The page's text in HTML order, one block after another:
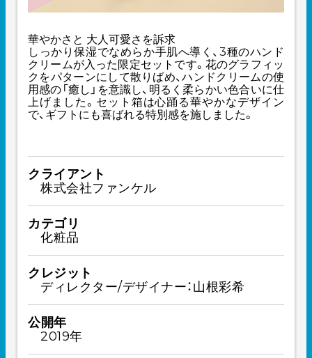
華やかさと 大人可愛さを訴求
しっかり保湿でなめらか手肌へ導く、3種のハンド
クリームが入った限定セットです。花のグラフィッ
クをパターンにして散りばめ、ハンドクリームの使
用感の「癒し」を意識し、明るく柔らかい色合いに仕
上げました。セット箱は心踊る華やかなデザイン
で、ギフトにも喜ばれる特別感を施しました。
クライアント
株式会社ファンケル
カテゴリ
化粧品
クレジット
ディレクター/デザイナー：山根彩希
公開年
2019年